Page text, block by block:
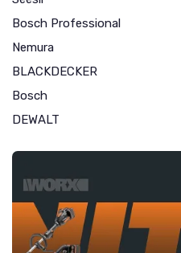
Bosch Professional
Nemura
BLACKDECKER
Bosch
DEWALT